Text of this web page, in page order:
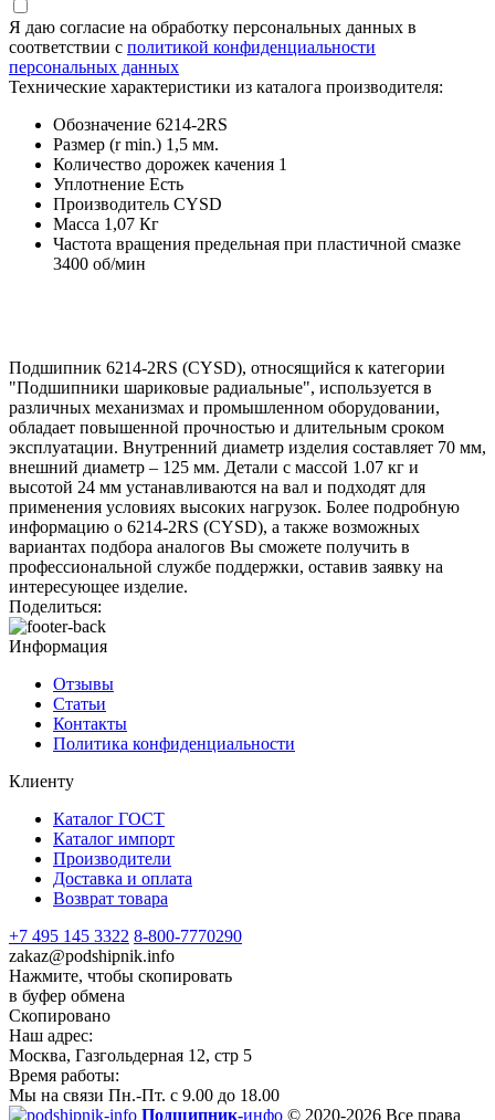
Я даю согласие на обработку персональных данных в
соответствии с политикой конфиденциальности
персональных данных
Технические характеристики из каталога производителя:
Обозначение 6214-2RS
Размер (r min.) 1,5 мм.
Количество дорожек качения 1
Уплотнение Есть
Производитель CYSD
Масса 1,07 Кг
Частота вращения предельная при пластичной смазке
3400 об/мин
Подшипник 6214-2RS (CYSD), относящийся к категории
"Подшипники шариковые радиальные", используется в
различных механизмах и промышленном оборудовании,
обладает повышенной прочностью и длительным сроком
эксплуатации. Внутренний диаметр изделия составляет 70 мм,
внешний диаметр – 125 мм. Детали с массой 1.07 кг и
высотой 24 мм устанавливаются на вал и подходят для
применения условиях высоких нагрузок. Более подробную
информацию о 6214-2RS (CYSD), а также возможных
вариантах подбора аналогов Вы сможете получить в
профессиональной службе поддержки, оставив заявку на
интересующее изделие.
Поделиться:
Информация
Отзывы
Статьи
Контакты
Политика конфиденциальности
Клиенту
Каталог ГОСТ
Каталог импорт
Производители
Доставка и оплата
Возврат товара
+7 495 145 3322 8-800-7770290
zakaz@podshipnik.info
Нажмите, чтобы скопировать
в буфер обмена
Скопировано
Наш адрес:
Москва, Газгольдерная 12, стр 5
Время работы:
Мы на связи Пн.-Пт. с 9.00 до 18.00
Подшипник-инфо © 2020-2026 Все права